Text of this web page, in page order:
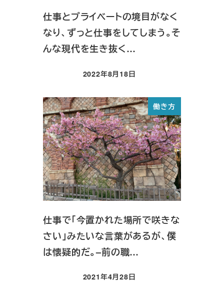
仕事とプライベートの境目がなく
なり、ずっと仕事をしてしまう。そ
んな現代を生き抜く…
投稿日
2022年8月18日
働き方
仕事で「今置かれた場所で咲きな
さい」みたいな言葉があるが、僕
は懐疑的だ。–前の職…
投稿日
2021年4月28日